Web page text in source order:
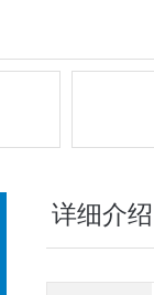
详细介绍